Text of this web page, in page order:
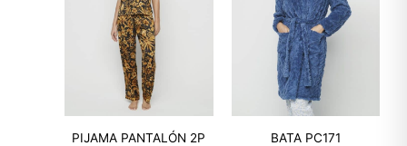
PIJAMA PANTALÓN 2P
BATA PC171